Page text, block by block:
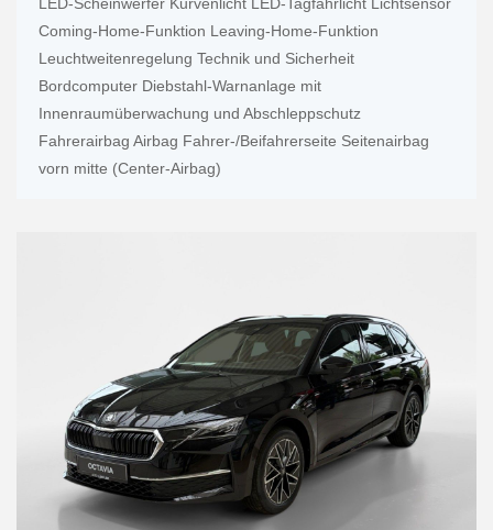
Coming-Home-Funktion Leaving-Home-Funktion
Leuchtweitenregelung Technik und Sicherheit
Bordcomputer Diebstahl-Warnanlage mit
Innenraumüberwachung und Abschleppschutz
Fahrerairbag Airbag Fahrer-/Beifahrerseite Seitenairbag
vorn mitte (Center-Airbag)